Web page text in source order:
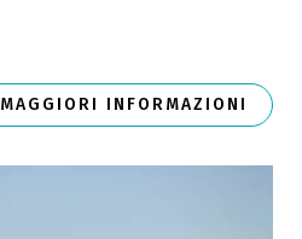
MAGGIORI INFORMAZIONI